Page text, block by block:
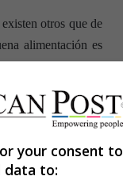
otros que de
alimentación es
y verás efectos
your consent to
data to: